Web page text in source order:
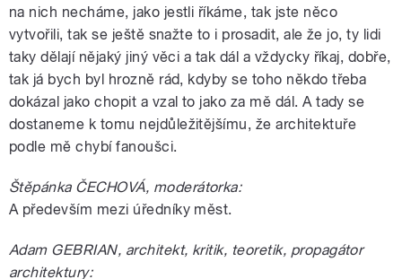
na nich necháme, jako jestli říkáme, tak jste něco
vytvořili, tak se ještě snažte to i prosadit, ale že jo, ty lidi
taky dělají nějaký jiný věci a tak dál a vždycky říkaj, dobře,
tak já bych byl hrozně rád, kdyby se toho někdo třeba
dokázal jako chopit a vzal to jako za mě dál. A tady se
dostaneme k tomu nejdůležitějšímu, že architektuře
podle mě chybí fanoušci.
Štěpánka ČECHOVÁ, moderátorka:
A především mezi úředníky měst.
Adam GEBRIAN, architekt, kritik, teoretik, propagátor
architektury: